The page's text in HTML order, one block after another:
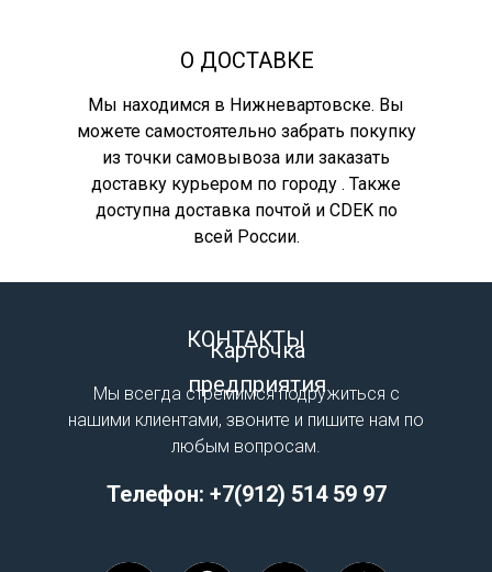
Мы находимся в Нижневартовске. Вы
можете самостоятельно забрать покупку
из точки самовывоза или заказать
доставку курьером по городу . Также
доступна доставка почтой и CDEK по
всей России.
Мы всегда стремимся подружиться с
нашими клиентами, звоните и пишите нам по
любым вопросам.
О ДОCТАВКЕ
КОНТАКТЫ
Карточка
предприятия
Телефон: +7(912) 514 59 97